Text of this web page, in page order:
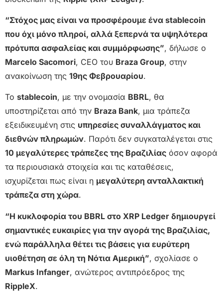
“Στόχος μας είναι να προσφέρουμε ένα stablecoin
που όχι μόνο πληροί, αλλά ξεπερνά τα υψηλότερα
πρότυπα ασφαλείας και συμμόρφωσης”, δήλωσε ο
Marcelo Sacomori, CEO του Braza Group, στην
ανακοίνωση της 19ης Φεβρουαρίου.
Το stablecoin, με την ονομασία BBRL, θα
υποστηρίζεται από την Braza Bank, μια τράπεζα
εξειδικευμένη στις υπηρεσίες συναλλάγματος και
διεθνών πληρωμών. Παρότι δεν συγκαταλέγεται στις
10 μεγαλύτερες τράπεζες της Βραζιλίας όσον αφορά
τα περιουσιακά στοιχεία και τις καταθέσεις,
ισχυρίζεται πως είναι η μεγαλύτερη ανταλλακτική
τράπεζα στη χώρα.
“Η κυκλοφορία του BBRL στο XRP Ledger δημιουργεί
σημαντικές ευκαιρίες για την αγορά της Βραζιλίας,
ενώ παράλληλα θέτει τις βάσεις για ευρύτερη
υιοθέτηση σε όλη τη Νότια Αμερική”, σχολίασε ο
Markus Infanger, ανώτερος αντιπρόεδρος της
RippleX.